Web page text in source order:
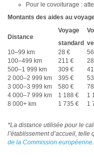
Pour le covoiturage :
Montants des aides au
Distance
Voyage
standard
10–99 km
28 €
100–499 km
211 €
500–1 999 km
309 €
2 000–2 999 km 395 €
3 000–3 999 km
580 €
4 000–7 999 km
1 188 €
1
8 000+ km
1 735 € 1
*La distance utilisée pour le
l’établissement d’accueil, telle
de la Commission européenne.